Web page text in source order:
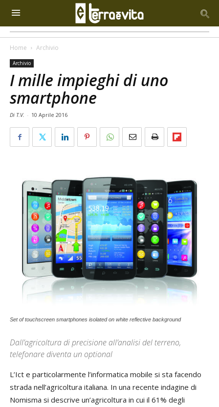
Home Archivio
Archivio
I mille impieghi di uno
smartphone
Di T.V. - 10 Aprile 2016
Set of touchscreen smartphones isolated on white reflective background
Dall’agricoltura di precisione all’analisi del terreno,
telefonare diventa un optional
L’Ict e particolarmente l’informatica mobile si sta facendo
strada nell’agricoltura italiana. In una recente indagine di
Nomisma si descrive un’agricoltura in cui il 61% degli